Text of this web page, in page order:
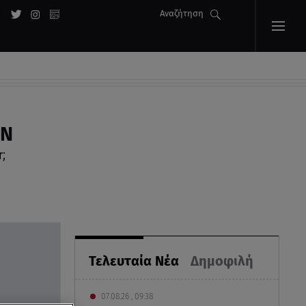
Αναζήτηση
Τελευταία Νέα Δημοφιλή
07.08.26 , 09:38